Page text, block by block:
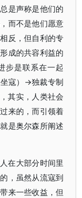
是声称是他们的
而不是他们愿意
反，但自利的专
成的共容利益的
步是联系在一起
寇）→独裁专制
其实，人类社会
来的，而引领着
是奥尔森所阐述
在大部分时间里
，虽然从流寇到
来一些收益，但